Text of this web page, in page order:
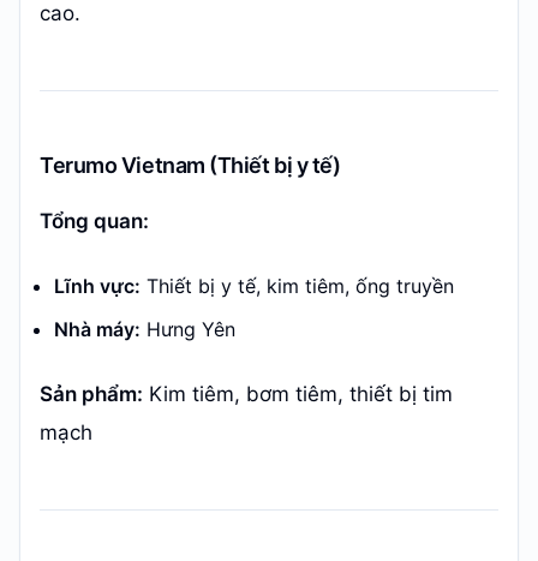
cao.
Terumo Vietnam (Thiết bị y tế)
Tổng quan:
Lĩnh vực: Thiết bị y tế, kim tiêm, ống truyền
Nhà máy: Hưng Yên
Sản phẩm: Kim tiêm, bơm tiêm, thiết bị tim
mạch